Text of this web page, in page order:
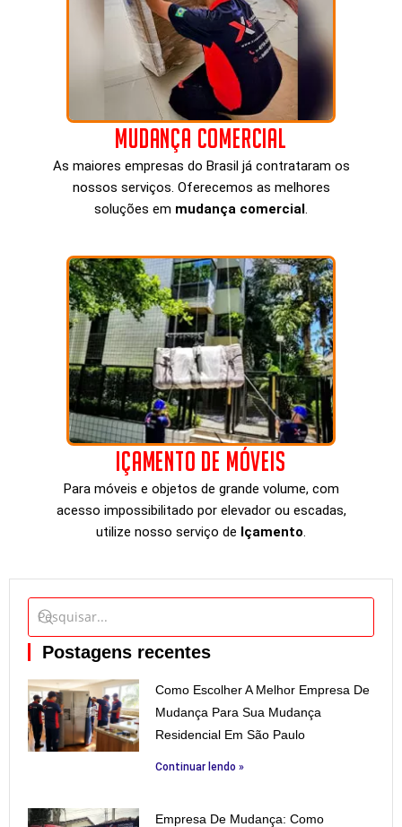
Mudança Comercial
As maiores empresas do Brasil já contrataram os
nossos serviços. Oferecemos as melhores
soluções em mudança comercial.
Içamento de móveis
Para móveis e objetos de grande volume, com
acesso impossibilitado por elevador ou escadas,
utilize nosso serviço de Içamento.
Postagens recentes
Como Escolher A Melhor Empresa De
Mudança Para Sua Mudança
Residencial Em São Paulo
Continuar lendo »
Empresa De Mudança: Como